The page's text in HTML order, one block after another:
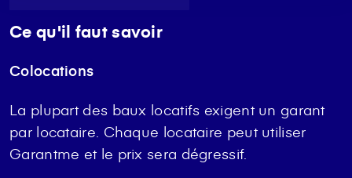
Ce qu'il faut savoir
Colocations
La plupart des baux locatifs exigent un garant
par locataire. Chaque locataire peut utiliser
Garantme et le prix sera dégressif.